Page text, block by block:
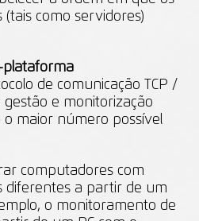
como servidores)
plataforma
de comunicação TCP /
gestão e monitorização
maior número possível
computadores com
diferentes a partir de um
o monitoramento de